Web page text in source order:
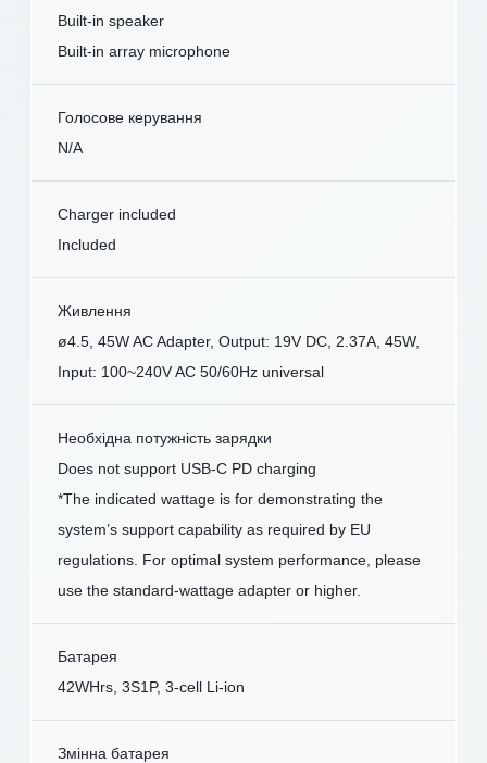
Built-in speaker
Built-in array microphone
Голосове керування
N/A
Charger included
Included
Живлення
ø4.5, 45W AC Adapter, Output: 19V DC, 2.37A, 45W,
Input: 100~240V AC 50/60Hz universal
Необхідна потужність зарядки
Does not support USB-C PD charging
*The indicated wattage is for demonstrating the
system’s support capability as required by EU
regulations. For optimal system performance, please
use the standard-wattage adapter or higher.
Батарея
42WHrs, 3S1P, 3-cell Li-ion
Змінна батарея